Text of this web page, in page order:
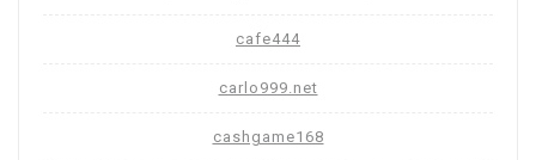
cafe444
carlo999.net
cashgame168